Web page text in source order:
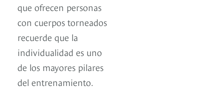
que ofrecen personas
con cuerpos torneados
recuerde que la
individualidad es uno
de los mayores pilares
del entrenamiento.